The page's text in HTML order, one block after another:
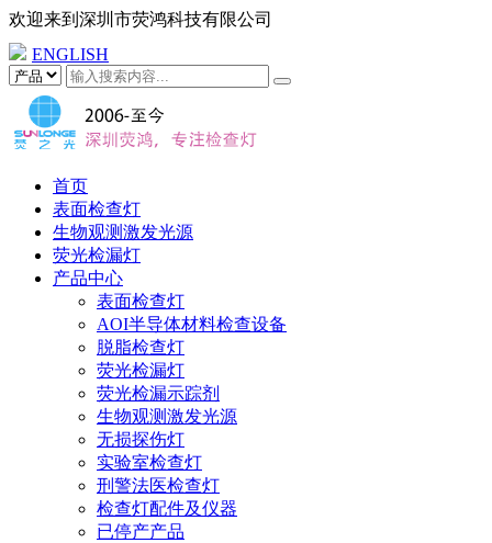
欢迎来到 深圳市荧鸿科技有限公司
ENGLISH
首页
表面检查灯
生物观测激发光源
荧光检漏灯
产品中心
表面检查灯
AOI半导体材料检查设备
脱脂检查灯
荧光检漏灯
荧光检漏示踪剂
生物观测激发光源
无损探伤灯
实验室检查灯
刑警法医检查灯
检查灯配件及仪器
已停产产品